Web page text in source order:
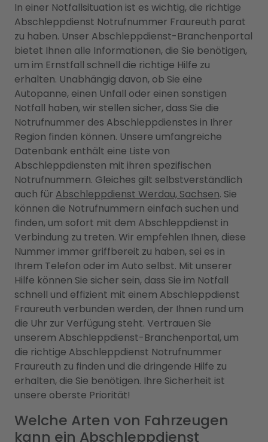
In einer Notfallsituation ist es wichtig, die richtige
Abschleppdienst Notrufnummer Fraureuth parat
zu haben. Unser Abschleppdienst-Branchenportal
bietet Ihnen alle Informationen, die Sie benötigen,
um im Ernstfall schnell die richtige Hilfe zu
erhalten. Unabhängig davon, ob Sie eine
Autopanne, einen Unfall oder einen sonstigen
Notfall haben, wir stellen sicher, dass Sie die
Notrufnummer des Abschleppdienstes in Ihrer
Region finden können. Unsere umfangreiche
Datenbank enthält eine Liste von
Abschleppdiensten mit ihren spezifischen
Notrufnummern. Gleiches gilt selbstverständlich
auch für Abschleppdienst Werdau, Sachsen. Sie
können die Notrufnummern einfach suchen und
finden, um sofort mit dem Abschleppdienst in
Verbindung zu treten. Wir empfehlen Ihnen, diese
Nummer immer griffbereit zu haben, sei es in
Ihrem Telefon oder im Auto selbst. Mit unserer
Hilfe können Sie sicher sein, dass Sie im Notfall
schnell und effizient mit einem Abschleppdienst
Fraureuth verbunden werden, der Ihnen rund um
die Uhr zur Verfügung steht. Vertrauen Sie
unserem Abschleppdienst-Branchenportal, um
die richtige Abschleppdienst Notrufnummer
Fraureuth zu finden und die dringende Hilfe zu
erhalten, die Sie benötigen. Ihre Sicherheit ist
unsere oberste Priorität!
Welche Arten von Fahrzeugen
kann ein Abschleppdienst